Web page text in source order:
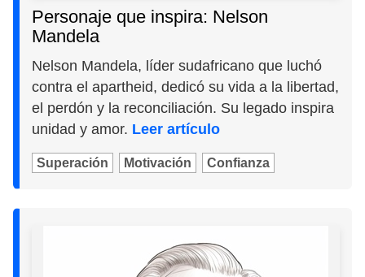
Personaje que inspira: Nelson
Mandela
Nelson Mandela, líder sudafricano que luchó
contra el apartheid, dedicó su vida a la libertad,
el perdón y la reconciliación. Su legado inspira
unidad y amor. Leer artículo
Superación Motivación Confianza